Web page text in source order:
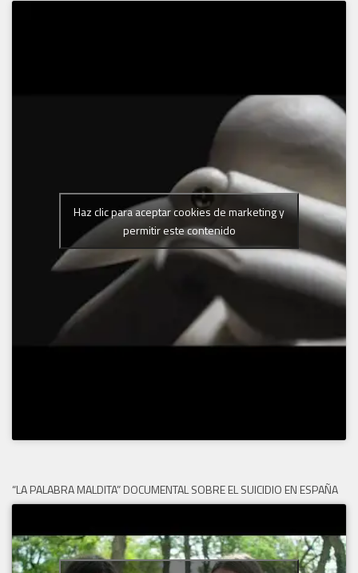
Haz clic para aceptar cookies de marketing y
permitir este contenido
“LA PALABRA MALDITA” DOCUMENTAL SOBRE EL SUICIDIO EN ESPAÑA